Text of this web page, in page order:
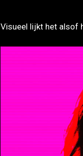
Visueel lijkt het alsof